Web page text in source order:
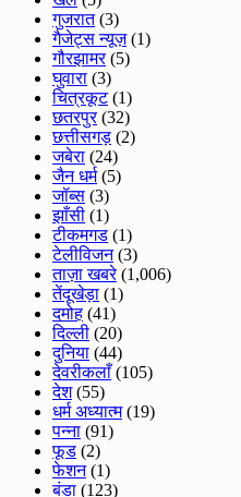
गुजरात(3)
गैजेट्स न्यूज़(1)
गौरझामर(5)
घुवारा (3)
चित्रकूट(1)
छतरपुर(32)
छत्तीसगड़ (2)
जबेरा (24)
जैन धर्म(5)
जॉब्स (3)
झाँसी (1)
टीकमगड (1)
टेलीविजन(3)
ताज़ा खबरे(1,006)
तेंदूखेड़ा (1)
दमोह (41)
दिल्ली (20)
दुनिया (44)
देवरीकलाँ(105)
देश(55)
धर्म अध्यात्म(19)
पन्ना (91)
फूड (2)
फेशन(1)
बंडा (123)